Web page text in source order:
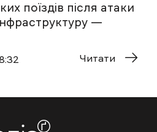
поїздів після атаки
—
Читати